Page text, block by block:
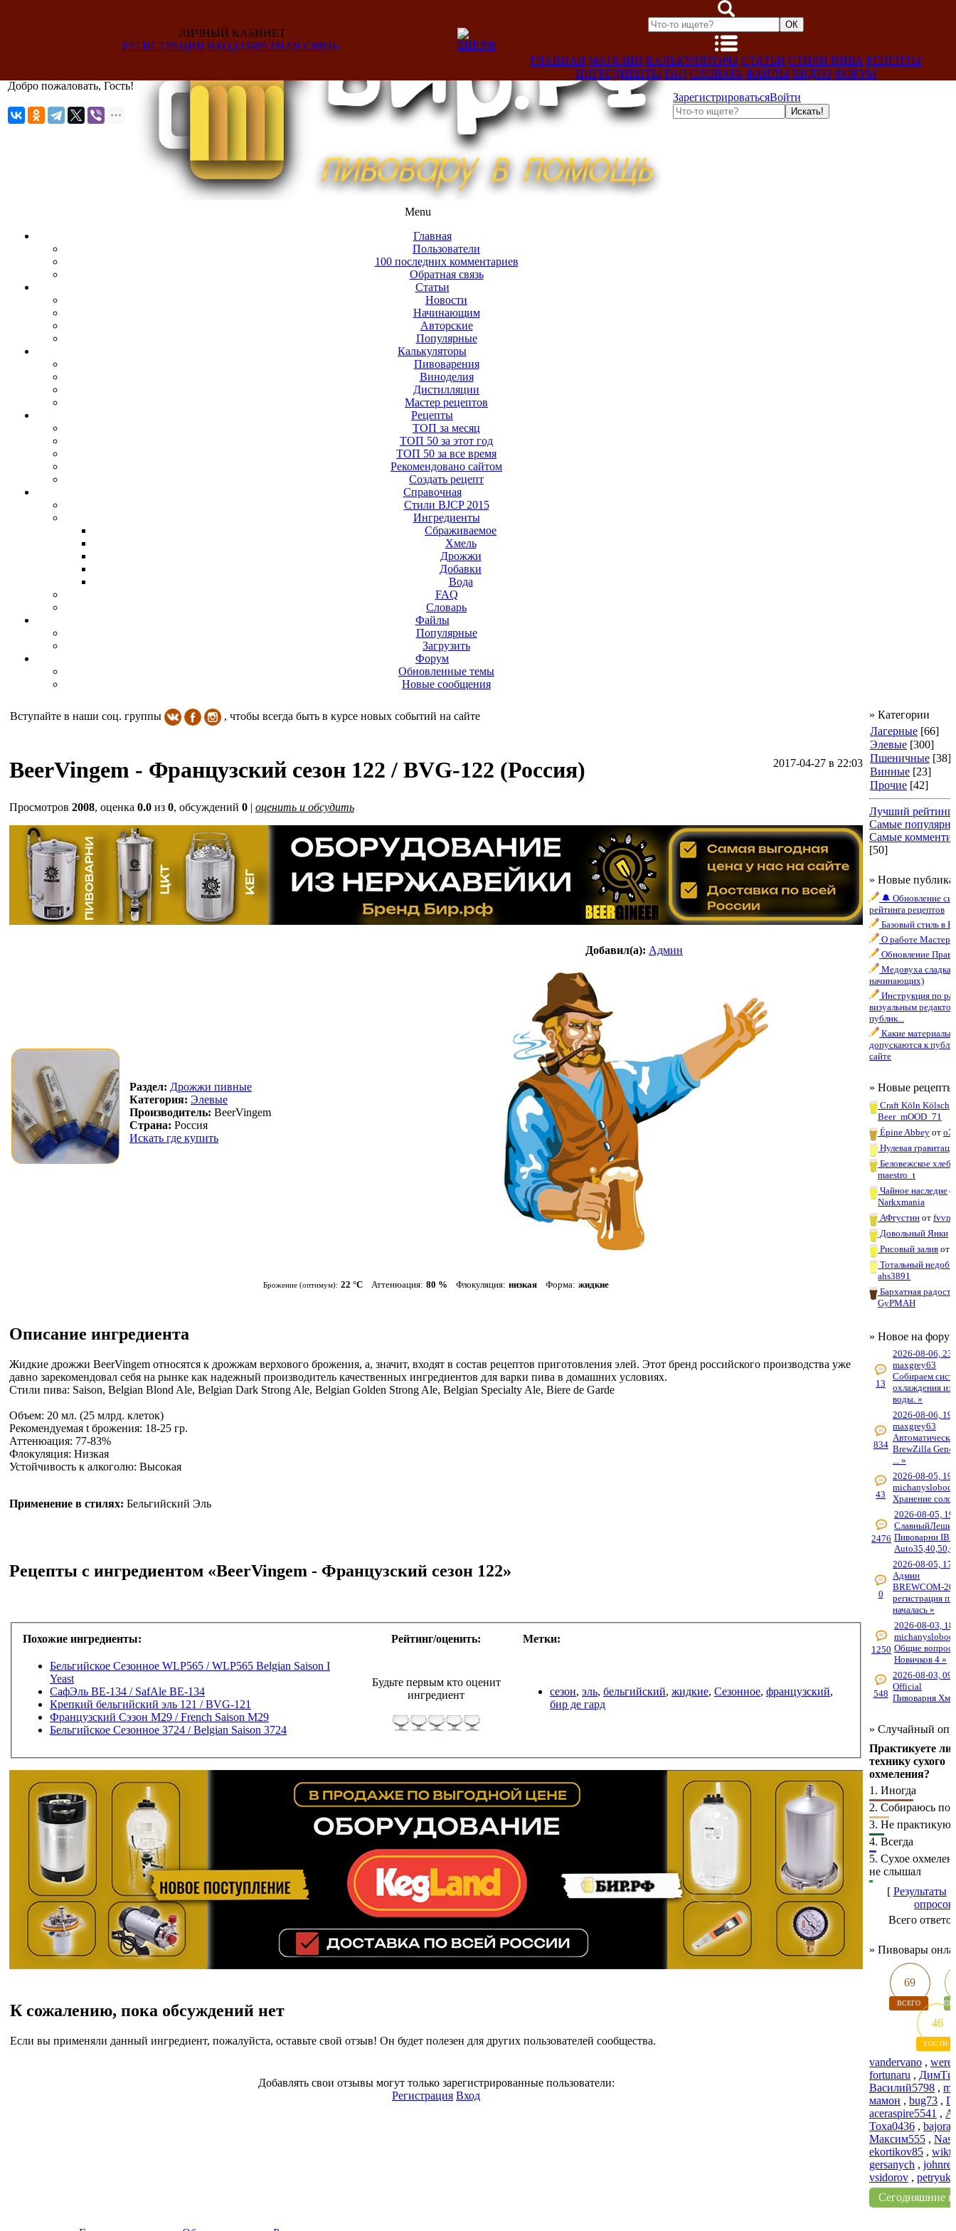
Добро пожаловать, Гость!
ЗарегистрироватьсяВойти
Menu
Главная
Пользователи
100 последних комментариев
Обратная связь
Статьи
Новости
Начинающим
Авторские
Популярные
Калькуляторы
Пивоварения
Виноделия
Дистилляции
Мастер рецептов
Рецепты
ТОП за месяц
ТОП 50 за этот год
ТОП 50 за все время
Рекомендовано сайтом
Создать рецепт
Справочная
Стили BJCP 2015
Ингредиенты
Сбраживаемое
Хмель
Дрожжи
Добавки
Вода
FAQ
Словарь
Файлы
Популярные
Загрузить
Форум
Обновленные темы
Новые сообщения
ЛИЧНЫЙ КАБИНЕТ
РЕГИСТРАЦИЯ ВХОД ОБРАТНАЯ СВЯЗЬ
ГЛАВНАЯ МАГАЗИН КАЛЬКУЛЯТОРЫ СТАТЬИ СТИЛИ ПИВА РЕЦЕПТЫ
ИНГРЕДИЕНТЫ FAQ СЛОВАРЬ ФАЙЛЫ ВИДЕО ФОРУМ
Вступайте в наши соц. группы , чтобы всегда быть в курсе новых событий на сайте
2017-04-27 в 22:03
BeerVingem - Французский сезон 122 / BVG-122 (Россия)
Просмотров 2008, оценка 0.0 из 0, обсуждений 0 | оценить и обсудить
Раздел: Дрожжи пивные
Категория: Элевые
Производитель: BeerVingem
Страна: Россия
Искать где купить
Добавил(а): Админ
Брожение (оптимум): 22 °С Аттенюация: 80 % Флокуляция: низкая Форма: жидкие
Описание ингредиента
Жидкие дрожжи BeerVingem относятся к дрожжам верхового брожения, а, значит, входят в состав рецептов приготовления элей. Этот бренд российского производства уже
давно зарекомендовал себя на рынке как надежный производитель качественных ингредиентов для варки пива в домашних условиях.
Стили пива: Saison, Belgian Blond Ale, Belgian Dark Strong Ale, Belgian Golden Strong Ale, Belgian Specialty Ale, Biere de Garde
Объем: 20 мл. (25 млрд. клеток)
Рекомендуемая t брожения: 18-25 гр.
Аттенюация: 77-83%
Флокуляция: Низкая
Устойчивость к алкоголю: Высокая
Применение в стилях: Бельгийский Эль
Рецепты с ингредиентом «BeerVingem - Французский сезон 122»
Похожие ингредиенты: Рейтинг/оценить: Метки:
Бельгийское Сезонное WLP565 / WLP565 Belgian Saison I
Yeast
СафЭль BE-134 / SafAle BE-134
Крепкий бельгийский эль 121 / BVG-121
Французский Сэзон M29 / French Saison M29
Бельгийское Сезонное 3724 / Belgian Saison 3724
Будьте первым кто оценит
ингредиент
сезон, эль, бельгийский, жидкие, Сезонное, французский,
бир де гард
К сожалению, пока обсуждений нет
Если вы применяли данный ингредиент, пожалуйста, оставьте свой отзыв! Он будет полезен для других пользователей сообщества.
Добавлять свои отзывы могут только зарегистрированные пользователи:
Регистрация Вход
» Категории
Лагерные [66]
Элевые [300]
Пшеничные [38]
Винные [23]
Прочие [42]
Лучший рейтинг
Самые
Самые
[50]
» Новые
🔔 Обновление
рейтинга рецептов
Базовый стиль в
О работе Мастера
Обновление
Медовуха
начинающих)
Инструкция по
визуальным
публик...
Какие материалы
допускаются к
сайте
» Новые рецепты
Craft Köln Kölsch
Beer_mOOD_71
Épine Abbeyот
Нулевая
Беловежское
maestro_t
Чайное наследие
Narkxmania
АФгустинот
Довольный Янки
Рисовый залив от
Тотальный
ahs3891
Бархатная радость
GyPMAH
» Новое на
13
2026-08-06,
maxgrey63
Собираем
охлаждения из
воды. »
834
2026-08-06,
maxgrey63
BrewZilla Gen4
... »
43
2026-08-05,
Хранение
2476
2026-08-05,
Пивоварни
0
2026-08-05,
Админ
BREWCOM-
регистрация
началась »
1250
2026-08-03,
Общие
Новичков 4 »
548
2026-08-03,
Official
Пивоварня
» Случайный
Практикуете
технику сухого
охмеления?
1. Иногда
2. Собираюсь
3. Не практикую
4. Всегда
5. Сухое
не слышал
[ Результаты·
опросов
Всего
» Пивовары
69
ВСЕГО
46
ГОСТИ
vandervano ,
fortunaru ,
Василий5798 ,
мамон , bug73 ,
aceraspire5541 ,
Тоха0436 ,
Максим555 ,
ekortikov85 ,
gersanych , johnrea
vsidorov ,
Сегодняшние